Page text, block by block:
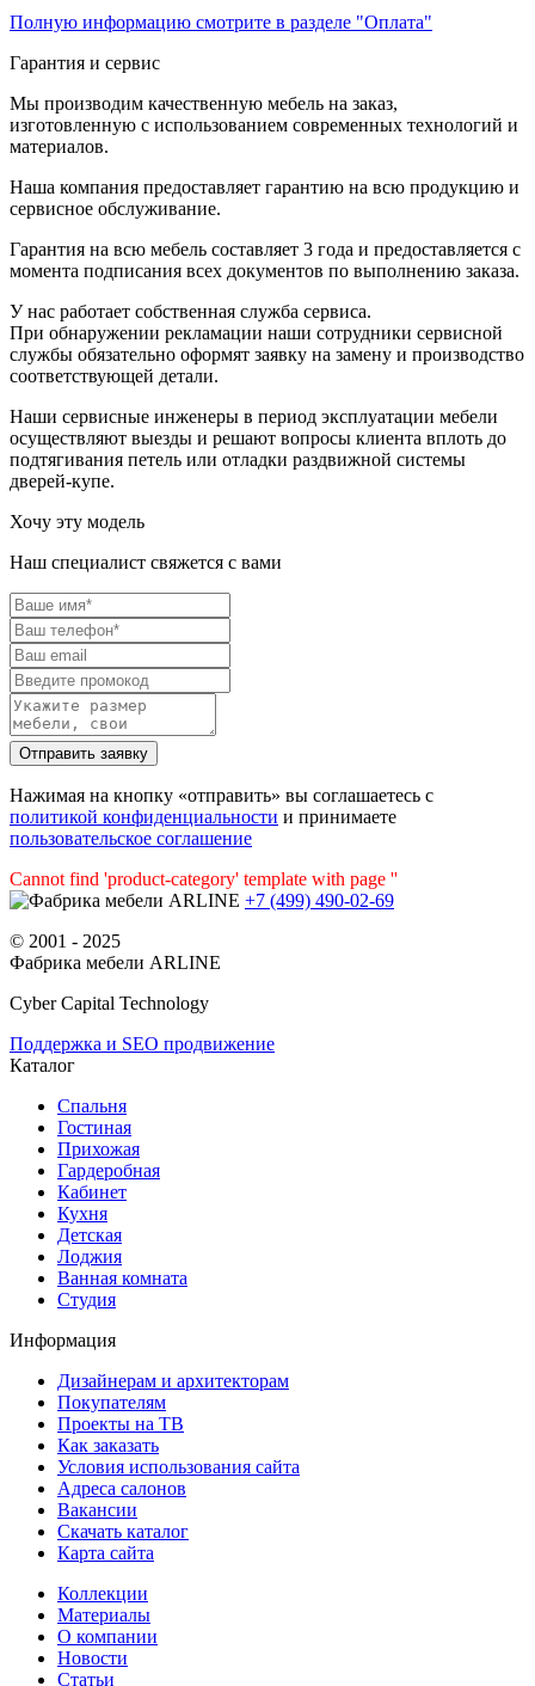
Полную информацию смотрите в разделе "Оплата"
Гарантия и сервис
Мы производим качественную мебель на заказ,
изготовленную с использованием современных технологий и
материалов.
Наша компания предоставляет гарантию на всю продукцию и
сервисное обслуживание.
Гарантия на всю мебель составляет 3 года и предоставляется с
момента подписания всех документов по выполнению заказа.
У нас работает собственная служба сервиса.
При обнаружении рекламации наши сотрудники сервисной
службы обязательно оформят заявку на замену и производство
соответствующей детали.
Наши сервисные инженеры в период эксплуатации мебели
осуществляют выезды и решают вопросы клиента вплоть до
подтягивания петель или отладки раздвижной системы
дверей-купе.
Хочу эту модель
Наш специалист свяжется с вами
Нажимая на кнопку «отправить» вы соглашаетесь с
политикой конфиденциальности и принимаете
пользовательское соглашение
Cannot find 'product-category' template with page ''
+7 (499) 490-02-69
© 2001 - 2025
Фабрика мебели ARLINE
Cyber Capital Technology
Поддержка и SEO продвижение
Каталог
Спальня
Гостиная
Прихожая
Гардеробная
Кабинет
Кухня
Детская
Лоджия
Ванная комната
Студия
Информация
Дизайнерам и архитекторам
Покупателям
Проекты на ТВ
Как заказать
Условия использования сайта
Адреса салонов
Вакансии
Скачать каталог
Карта сайта
Коллекции
Материалы
О компании
Новости
Статьи